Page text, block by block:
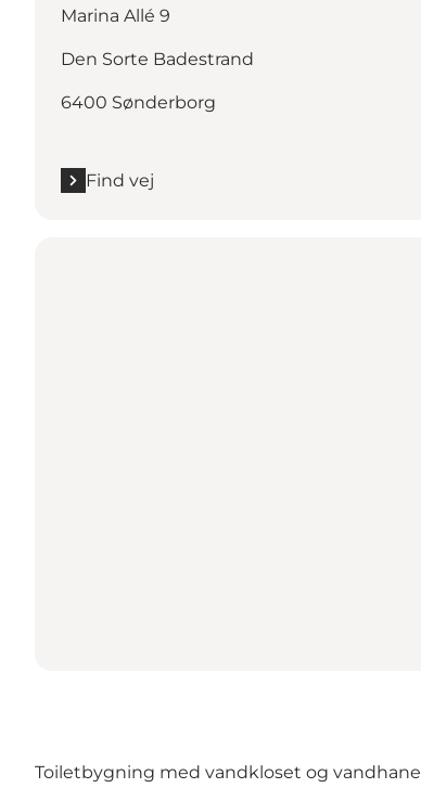
Marina Allé 9
Den Sorte Badestrand
6400 Sønderborg
Find vej
Toiletbygning med vandkloset og vandhane